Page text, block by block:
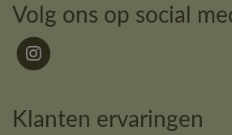
Volg ons op social
Klanten ervaringen